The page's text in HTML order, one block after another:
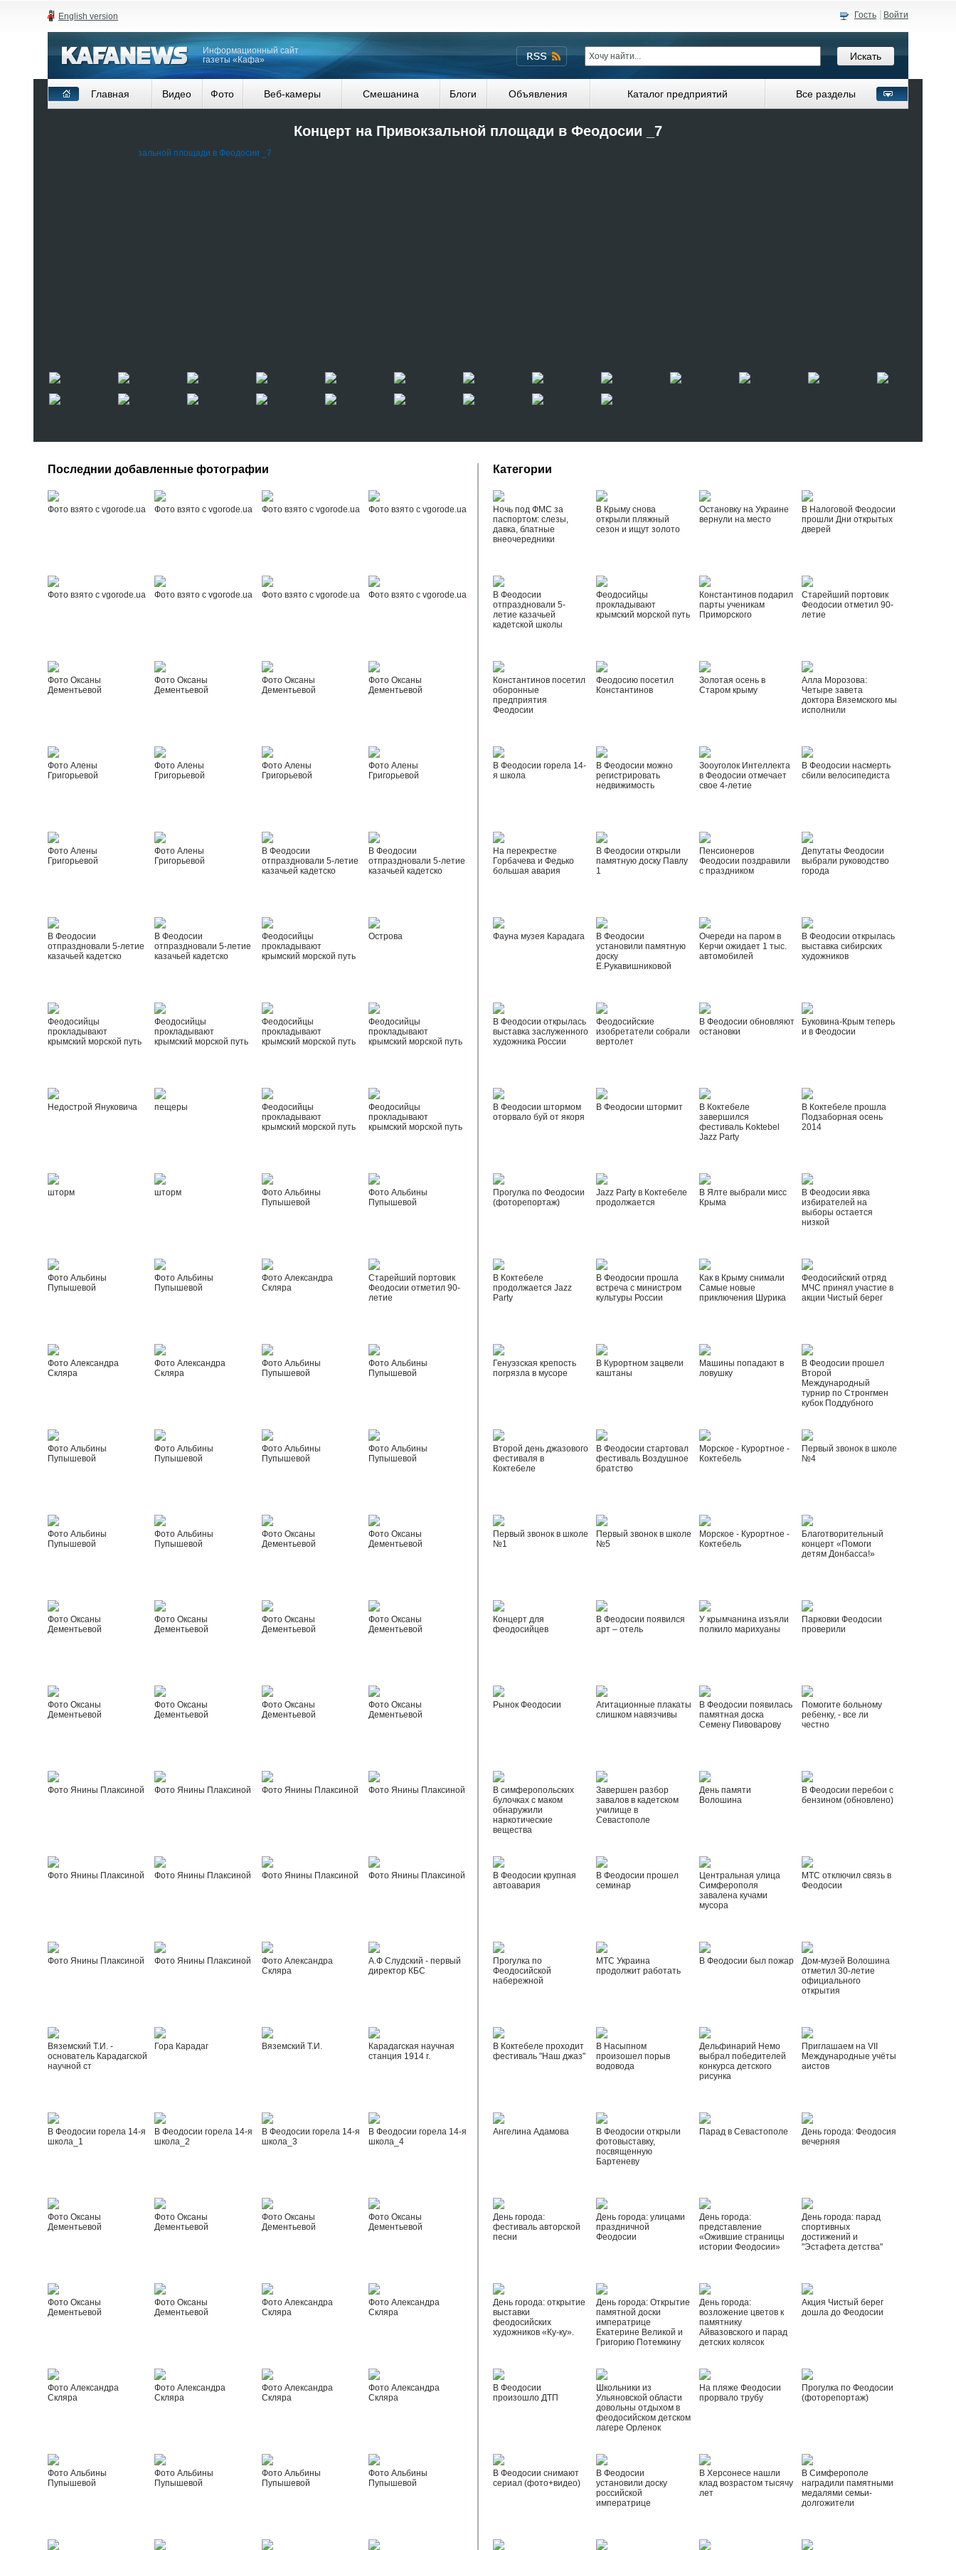
English version Гость Войти
Информационный сайт
газеты «Кафа»
Главная Видео Фото Веб-камеры Смешанина Блоги Объявления Каталог предприятий Все разделы
Концерт на Привокзальной площади в Феодосии _7
Последнии добавленные фотографии
Фото взято с vgorode.ua Фото взято с vgorode.ua Фото взято с vgorode.ua Фото взято с vgorode.ua
Фото взято с vgorode.ua Фото взято с vgorode.ua Фото взято с vgorode.ua Фото взято с vgorode.ua
Фото Оксаны
Дементьевой
Фото Оксаны
Дементьевой
Фото Оксаны
Дементьевой
Фото Оксаны
Дементьевой
Фото Алены
Григорьевой
Фото Алены
Григорьевой
Фото Алены
Григорьевой
Фото Алены
Григорьевой
Фото Алены
Григорьевой
Фото Алены
Григорьевой
В Феодосии
отпраздновали 5-летие
казачьей кадетско
В Феодосии
отпраздновали 5-летие
казачьей кадетско
В Феодосии
отпраздновали 5-летие
казачьей кадетско
В Феодосии
отпраздновали 5-летие
казачьей кадетско
Феодосийцы
прокладывают
крымский морской путь
Острова
Феодосийцы
прокладывают
крымский морской путь
Феодосийцы
прокладывают
крымский морской путь
Феодосийцы
прокладывают
крымский морской путь
Феодосийцы
прокладывают
крымский морской путь
Недострой Януковича пещеры
Феодосийцы
прокладывают
крымский морской путь
Феодосийцы
прокладывают
крымский морской путь
шторм шторм
Фото Альбины
Пупышевой
Фото Альбины
Пупышевой
Фото Альбины
Пупышевой
Фото Альбины
Пупышевой
Фото Александра
Скляра
Старейший портовик
Феодосии отметил 90-
летие
Фото Александра
Скляра
Фото Александра
Скляра
Фото Альбины
Пупышевой
Фото Альбины
Пупышевой
Фото Альбины
Пупышевой
Фото Альбины
Пупышевой
Фото Альбины
Пупышевой
Фото Альбины
Пупышевой
Фото Альбины
Пупышевой
Фото Альбины
Пупышевой
Фото Оксаны
Дементьевой
Фото Оксаны
Дементьевой
Фото Оксаны
Дементьевой
Фото Оксаны
Дементьевой
Фото Оксаны
Дементьевой
Фото Оксаны
Дементьевой
Фото Оксаны
Дементьевой
Фото Оксаны
Дементьевой
Фото Оксаны
Дементьевой
Фото Оксаны
Дементьевой
Фото Янины Плаксиной Фото Янины Плаксиной Фото Янины Плаксиной Фото Янины Плаксиной
Фото Янины Плаксиной Фото Янины Плаксиной Фото Янины Плаксиной Фото Янины Плаксиной
Фото Янины Плаксиной Фото Янины Плаксиной
Фото Александра
Скляра
А.Ф Слудский - первый
директор КБС
Вяземский Т.И. -
основатель Карадагской
научной ст
Гора Карадаг Вяземский Т.И.
Карадагская научная
станция 1914 г.
В Феодосии горела 14-я
школа_1
В Феодосии горела 14-я
школа_2
В Феодосии горела 14-я
школа_3
В Феодосии горела 14-я
школа_4
Фото Оксаны
Дементьевой
Фото Оксаны
Дементьевой
Фото Оксаны
Дементьевой
Фото Оксаны
Дементьевой
Фото Оксаны
Дементьевой
Фото Оксаны
Дементьевой
Фото Александра
Скляра
Фото Александра
Скляра
Фото Александра
Скляра
Фото Александра
Скляра
Фото Александра
Скляра
Фото Александра
Скляра
Фото Альбины
Пупышевой
Фото Альбины
Пупышевой
Фото Альбины
Пупышевой
Фото Альбины
Пупышевой
Категории
Ночь под ФМС за
паспортом: слезы,
давка, блатные
внеочередники
В Крыму снова
открыли пляжный
сезон и ищут золото
Остановку на Украине
вернули на место
В Налоговой Феодосии
прошли Дни открытых
дверей
В Феодосии
отпраздновали 5-
летие казачьей
кадетской школы
Феодосийцы
прокладывают
крымский морской путь
Константинов подарил
парты ученикам
Приморского
Старейший портовик
Феодосии отметил 90-
летие
Константинов посетил
оборонные
предприятия
Феодосии
Феодосию посетил
Константинов
Золотая осень в
Старом крыму
Алла Морозова:
Четыре завета
доктора Вяземского мы
исполнили
В Феодосии горела 14-
я школа
В Феодосии можно
регистрировать
недвижимость
Зооуголок Интеллекта
в Феодосии отмечает
свое 4-летие
В Феодосии насмерть
сбили велосипедиста
На перекрестке
Горбачева и Федько
большая авария
В Феодосии открыли
памятную доску Павлу
1
Пенсионеров
Феодосии поздравили
с праздником
Депутаты Феодосии
выбрали руководство
города
Фауна музея Карадага
В Феодосии
установили памятную
доску
Е.Рукавишниковой
Очереди на паром в
Керчи ожидает 1 тыс.
автомобилей
В Феодосии открылась
выставка сибирских
художников
В Феодосии открылась
выставка заслуженного
художника России
Феодосийские
изобретатели собрали
вертолет
В Феодосии обновляют
остановки
Буковина-Крым теперь
и в Феодосии
В Феодосии штормом
оторвало буй от якоря
В Феодосии штормит
В Коктебеле
завершился
фестиваль Koktebel
Jazz Party
В Коктебеле прошла
Подзаборная осень
2014
Прогулка по Феодосии
(фоторепортаж)
Jazz Party в Коктебеле
продолжается
В Ялте выбрали мисс
Крыма
В Феодосии явка
избирателей на
выборы остается
низкой
В Коктебеле
продолжается Jazz
Party
В Феодосии прошла
встреча с министром
культуры России
Как в Крыму снимали
Самые новые
приключения Шурика
Феодосийский отряд
МЧС принял участие в
акции Чистый берег
Генуэзская крепость
погрязла в мусоре
В Курортном зацвели
каштаны
Машины попадают в
ловушку
В Феодосии прошел
Второй
Международный
турнир по Стронгмен
кубок Поддубного
Второй день джазового
фестиваля в
Коктебеле
В Феодосии стартовал
фестиваль Воздушное
братство
Морское - Курортное -
Коктебель
Первый звонок в школе
№4
Первый звонок в школе
№1
Первый звонок в школе
№5
Морское - Курортное -
Коктебель
Благотворительный
концерт «Помоги
детям Донбасса!»
Концерт для
феодосийцев
В Феодосии появился
арт – отель
У крымчанина изъяли
полкило марихуаны
Парковки Феодосии
проверили
Рынок Феодосии
Агитационные плакаты
слишком навязчивы
В Феодосии появилась
памятная доска
Семену Пивоварову
Помогите больному
ребенку, - все ли
честно
В симферопольских
булочках с маком
обнаружили
наркотические
вещества
Завершен разбор
завалов в кадетском
училище в
Севастополе
День памяти
Волошина
В Феодосии перебои с
бензином (обновлено)
В Феодосии крупная
автоавария
В Феодосии прошел
семинар
Центральная улица
Симферополя
завалена кучами
мусора
МТС отключил связь в
Феодосии
Прогулка по
Феодосийской
набережной
МТС Украина
продолжит работать
В Феодосии был пожар
Дом-музей Волошина
отметил 30-летие
официального
открытия
В Коктебеле проходит
фестиваль "Наш джаз"
В Насыпном
произошел порыв
водовода
Дельфинарий Немо
выбрал победителей
конкурса детского
рисунка
Приглашаем на VII
Международные учёты
аистов
Ангелина Адамова
В Феодосии открыли
фотовыставку,
посвященную
Бартеневу
Парад в Севастополе
День города: Феодосия
вечерняя
День города:
фестиваль авторской
песни
День города: улицами
праздничной
Феодосии
День города:
представление
«Ожившие страницы
истории Феодосии»
День города: парад
спортивных
достижений и
"Эстафета детства"
День города: открытие
выставки
феодосийских
художников «Ку-ку».
День города: Открытие
памятной доски
императрице
Екатерине Великой и
Григорию Потемкину
День города:
возложение цветов к
памятнику
Айвазовского и парад
детских колясок
Акция Чистый берег
дошла до Феодосии
В Феодосии
произошло ДТП
Школьники из
Ульяновской области
довольны отдыхом в
феодосийском детском
лагере Орленок
На пляже Феодосии
прорвало трубу
Прогулка по Феодосии
(фоторепортаж)
В Феодосии снимают
сериал (фото+видео)
В Феодосии
установили доску
российской
императрице
В Херсонесе нашли
клад возрастом тысячу
лет
В Симферополе
наградили памятными
медалями семьи-
долгожители